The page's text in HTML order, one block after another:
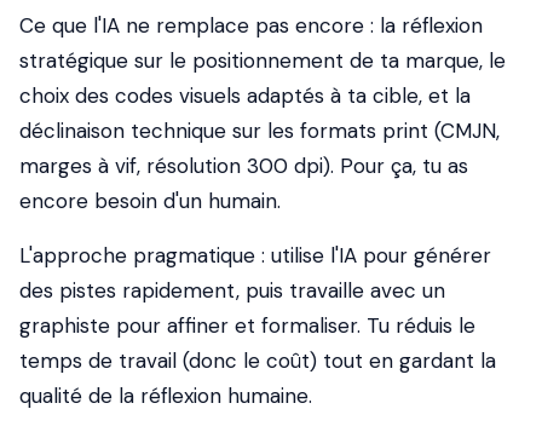
Ce que l'IA ne remplace pas encore : la réflexion
stratégique sur le positionnement de ta marque, le
choix des codes visuels adaptés à ta cible, et la
déclinaison technique sur les formats print (CMJN,
marges à vif, résolution 300 dpi). Pour ça, tu as
encore besoin d'un humain.
L'approche pragmatique : utilise l'IA pour générer
des pistes rapidement, puis travaille avec un
graphiste pour affiner et formaliser. Tu réduis le
temps de travail (donc le coût) tout en gardant la
qualité de la réflexion humaine.